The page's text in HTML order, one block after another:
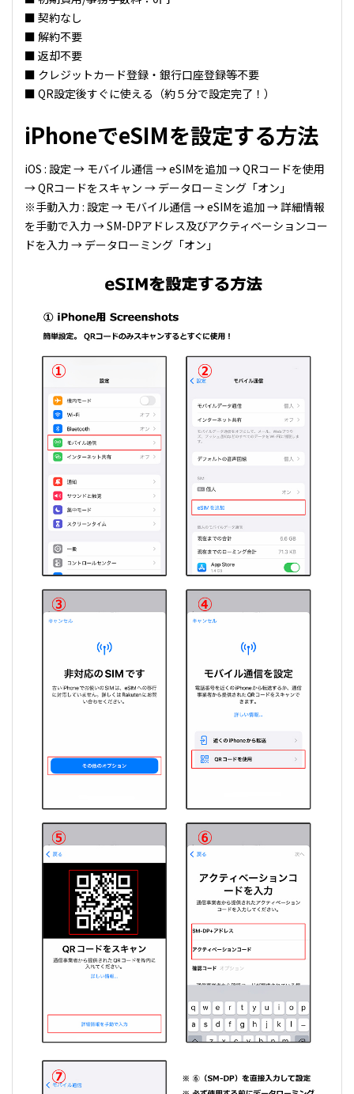
■ 契約なし
■ 解約不要
■ 返却不要
■ クレジットカード登録・銀行口座登録等不要
■ QR設定後すぐに使える（約５分で設定完了！）
iPhoneでeSIMを設定する方法
iOS : 設定 → モバイル通信 → eSIMを追加 → QRコードを使用
→ QRコードをスキャン → データローミング「オン」
※手動入力 : 設定 → モバイル通信 → eSIMを追加 → 詳細情報
を手動で入力 → SM-DPアドレス及びアクティベーションコー
ドを入力 → データローミング「オン」